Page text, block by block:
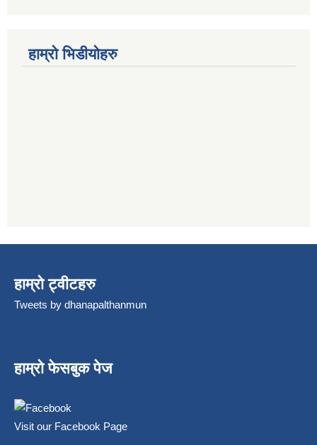
हाम्रो भिडीयोहरु
हाम्रो ट्वीटहरु
Tweets by dhanapalthanmun
हाम्रो फेसबुक पेज
Visit our Facebook Page